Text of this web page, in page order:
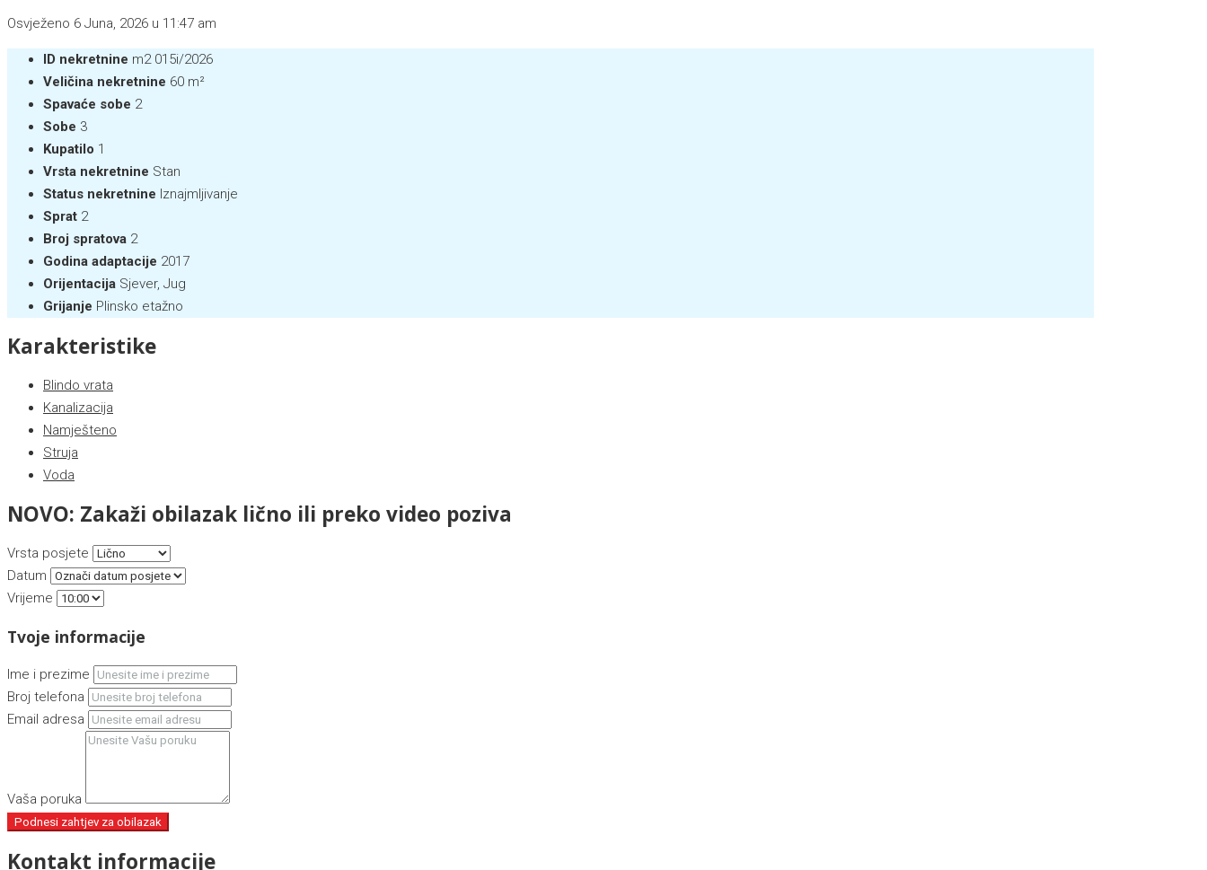
Osvježeno 6 Juna, 2026 u 11:47 am
ID nekretnine m2 015i/2026
Veličina nekretnine 60 m²
Spavaće sobe 2
Sobe 3
Kupatilo 1
Vrsta nekretnine Stan
Status nekretnine Iznajmljivanje
Sprat 2
Broj spratova 2
Godina adaptacije 2017
Orijentacija Sjever, Jug
Grijanje Plinsko etažno
Karakteristike
Blindo vrata
Kanalizacija
Namješteno
Struja
Voda
NOVO: Zakaži obilazak lično ili preko video poziva
Vrsta posjete
Datum
Vrijeme
Tvoje informacije
Ime i prezime
Broj telefona
Email adresa
Vaša poruka
Podnesi zahtjev za obilazak
Kontakt informacije